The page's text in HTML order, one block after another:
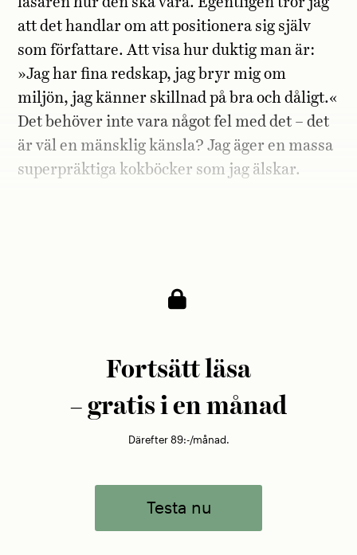
att det handlar om att positionera sig själv
som författare. Att visa hur duktig man är:
»Jag har fina redskap, jag bryr mig om
miljön, jag känner skillnad på bra och dåligt.«
Det behöver inte vara något fel med det – det
är väl en mänsklig känsla? Jag äger en massa
superpräktiga kokböcker som jag älskar.
Fortsätt läsa
– gratis i en månad
Därefter 89:-/månad.
Testa nu